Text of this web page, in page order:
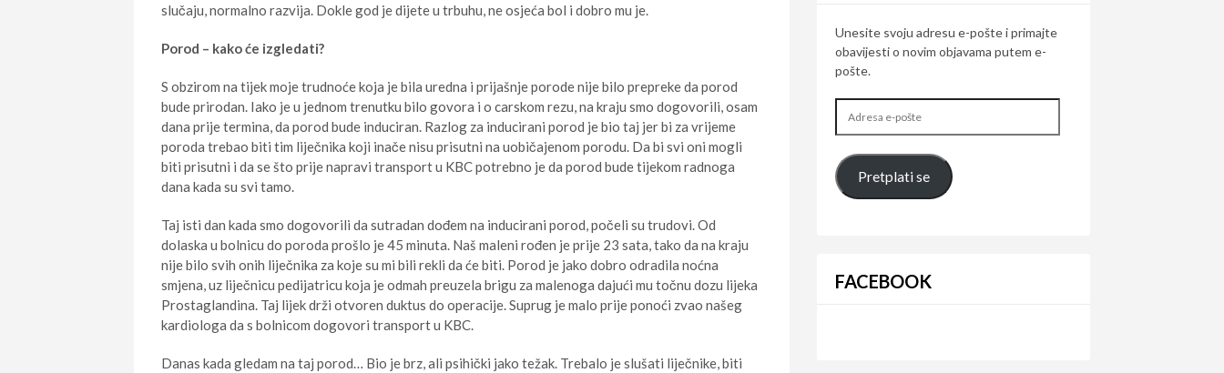
slučaju, normalno razvija. Dokle god je dijete u trbuhu, ne osjeća bol i dobro mu je.
Porod – kako će izgledati?
S obzirom na tijek moje trudnoće koja je bila uredna i prijašnje porode nije bilo prepreke da porod
bude prirodan. Iako je u jednom trenutku bilo govora i o carskom rezu, na kraju smo dogovorili, osam
dana prije termina, da porod bude induciran. Razlog za inducirani porod je bio taj jer bi za vrijeme
poroda trebao biti tim liječnika koji inače nisu prisutni na uobičajenom porodu. Da bi svi oni mogli
biti prisutni i da se što prije napravi transport u KBC potrebno je da porod bude tijekom radnoga
dana kada su svi tamo.
Taj isti dan kada smo dogovorili da sutradan dođem na inducirani porod, počeli su trudovi. Od
dolaska u bolnicu do poroda prošlo je 45 minuta. Naš maleni rođen je prije 23 sata, tako da na kraju
nije bilo svih onih liječnika za koje su mi bili rekli da će biti. Porod je jako dobro odradila noćna
smjena, uz liječnicu pedijatricu koja je odmah preuzela brigu za malenoga dajući mu točnu dozu lijeka
Prostaglandina. Taj lijek drži otvoren duktus do operacije. Suprug je malo prije ponoći zvao našeg
kardiologa da s bolnicom dogovori transport u KBC.
Danas kada gledam na taj porod… Bio je brz, ali psihički jako težak. Trebalo je slušati liječnike, biti
Unesite svoju adresu e-pošte i primajte
obavijesti o novim objavama putem e-
pošte.
Pretplati se
FACEBOOK